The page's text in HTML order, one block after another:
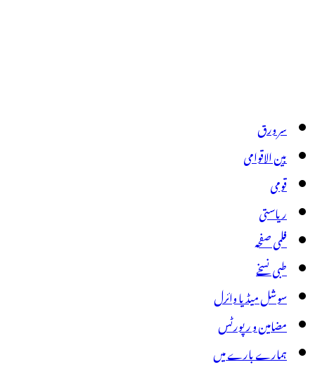
سر ورق
بین الاقوامی
قومی
ریاستی
فلمی صفحہ
طبی نسخے
سوشل میڈیا وائرل
مضامین و رپورٹس
ہمارے بارے میں